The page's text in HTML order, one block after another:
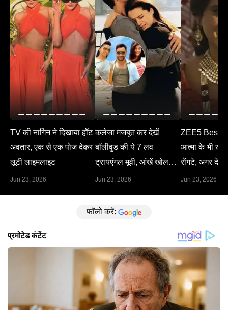
TV की नागिन ने दिखाया हॉट
अवतार, एक से एक पोज देकर
लूटी लाइमलाइट
Jun 23, 2026
कलेजा मजबूत कर देखें
बॉलीवुड की ये 7 लव
ट्रायएंगल मूवी, आंखें खोल
देगा हर सीन
Jun 23, 2026
ZEE5 Best
आत्मा के भी खड़े
रोंगटे, अगर देख
Jun 23, 2026
फॉलो करें: